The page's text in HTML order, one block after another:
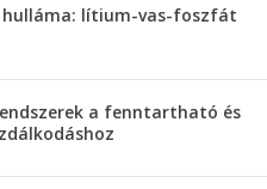
hulláma: lítium-vas-foszfát
a fenntartható és